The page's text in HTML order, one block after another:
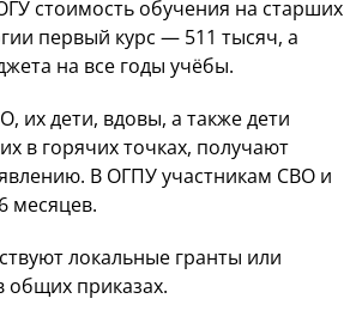
стоимость обучения на старших
первый курс — 511 тысяч, а
на все годы учёбы.
их дети, вдовы, а также дети
в горячих точках, получают
В ОГПУ участникам СВО и
месяцев.
локальные гранты или
общих приказах.